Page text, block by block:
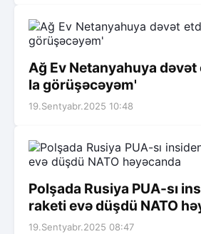
Ağ Ev Netanyahuya
la görüşəcəyəm'
19.Sentyabr.2025 10:48
Polşada Rusiya PUA-sı
raketi evə düşdü NATO
19.Sentyabr.2025 08:47